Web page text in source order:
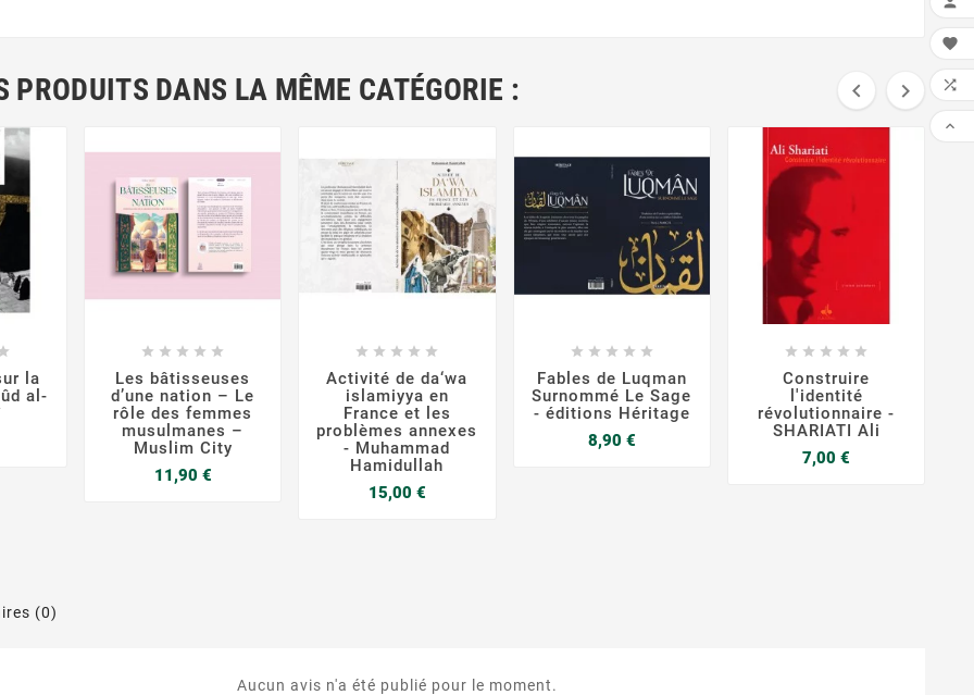
PRODUITS DANS LA MÊME CATÉGORIE :  
la
al-

    
Les bâtisseuses
d’une nation – Le
rôle des femmes
musulmanes –
Muslim City
11,90 €Prix

    
Activité de da‘wa
islamiyya en
France et les
problèmes annexes
- Muhammad
Hamidullah
15,00 €Prix

    
Fables de Luqman
Surnommé Le Sage
- éditions Héritage
8,90 €Prix
 


    
Construire
l'identité
révolutionnaire -
SHARIATI Ali
7,00 €
(0)
Aucun avis n'a été publié pour le moment.


